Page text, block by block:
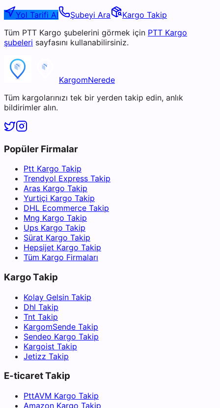
Yol Tarifi Al Şubeyi Ara
Kargo Takip
Tüm PTT Kargo şubelerini görmek için PTT Kargo
şubeleri sayfasını kullanabilirsiniz.
KargomNerede
Tüm kargolarınızı tek bir yerden takip edin, anlık
bildirimler alın.
Popüler Firmalar
Ptt Kargo Takip
Trendyol Express Takip
Aras Kargo Takip
Yurtiçi Kargo Takip
DHL Ecommerce Takip
Mng Kargo Takip
Ups Kargo Takip
Sürat Kargo Takip
Hepsijet Kargo Takip
Tüm Kargo Firmaları
Kargo Takip
Kolay Gelsin Takip
Dhl Takip
Tnt Takip
KargomSende Takip
Sendeo Kargo Takip
Kargoist Takip
Jetizz Takip
E-ticaret Takip
PttAVM Kargo Takip
Amazon Kargo Takip